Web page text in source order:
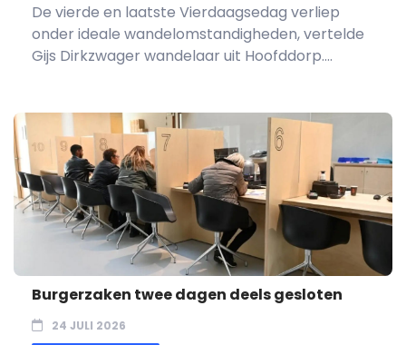
De vierde en laatste Vierdaagsedag verliep
onder ideale wandelomstandigheden, vertelde
Gijs Dirkzwager wandelaar uit Hoofddorp....
Burgerzaken twee dagen deels gesloten
24 JULI 2026